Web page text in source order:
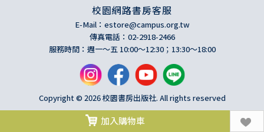
校園網路書房客服
E-Mail： estore@campus.org.tw
傳真電話：02-2918-2466
服務時間：週一～五 10:00～12:30；13:30～18:00
Copyright © 2026 校園書房出版社. All rights reserved
加入購物車